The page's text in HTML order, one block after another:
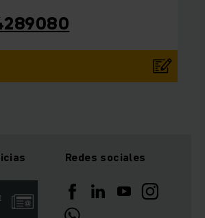
Redes sociales